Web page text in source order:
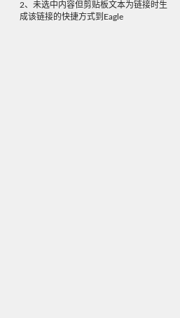
2、未选中内容但剪贴板文本为链接时生
成该链接的快捷方式到Eagle